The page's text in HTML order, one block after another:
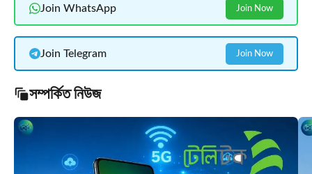
Join WhatsApp Join Now
Join Telegram Join Now
সম্পর্কিত নিউজ